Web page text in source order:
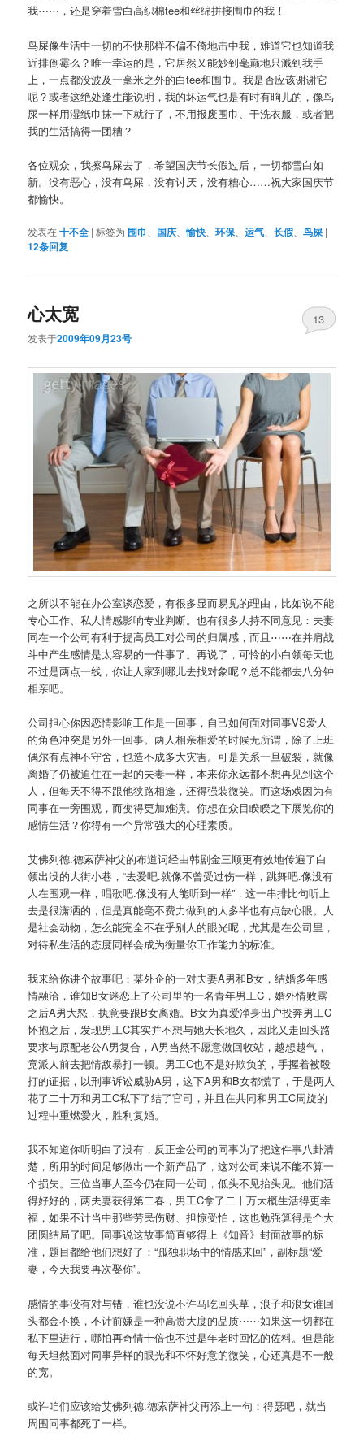
我⋯⋯，还是穿着雪白高织棉tee和丝绵拼接围巾的我！
鸟屎像生活中一切的不快那样不偏不倚地击中我，难道它也知道我
近排倒霉么？唯一幸运的是，它居然又能妙到毫巅地只溅到我手
上，一点都没波及一毫米之外的白tee和围巾。我是否应该谢谢它
呢？或者这绝处逢生能说明，我的坏运气也是有时有晌儿的，像鸟
屎一样用湿纸巾抹一下就行了，不用报废围巾、干洗衣服，或者把
我的生活搞得一团糟？
各位观众，我擦鸟屎去了，希望国庆节长假过后，一切都雪白如
新。没有恶心，没有鸟屎，没有讨厌，没有糟心……祝大家国庆节
都愉快。
发表在十不全 |标签为 围巾 国庆 、愉快 、环保 、运气 、长假 、鸟屎 |
12条回复
心太宽
发表于2009年09月23号
13
之所以不能在办公室谈恋爱，有很多显而易见的理由，比如说不能
专心工作、私人情感影响专业判断。也有很多人持不同意见：夫妻
同在一个公司有利于提高员工对公司的归属感，而且⋯⋯在并肩战
斗中产生感情是太容易的一件事了。再说了，可怜的小白领每天也
不过是两点一线，你让人家到哪儿去找对象呢？总不能都去八分钟
相亲吧。
公司担心你因恋情影响工作是一回事，自己如何面对同事VS爱人
的角色冲突是另外一回事。两人相亲相爱的时候无所谓，除了上班
偶尔有点神不守舍，也造不成多大灾害。可是关系一旦破裂，就像
离婚了仍被迫住在一起的夫妻一样，本来你永远都不想再见到这个
人，但每天不得不跟他狭路相逢，还得强装微笑。而这场戏因为有
同事在一旁围观，而变得更加难演。你想在众目睽睽之下展览你的
感情生活？你得有一个异常强大的心理素质。
艾佛列德.德索萨神父的布道词经由韩剧金三顺更有效地传遍了白
领出没的大街小巷，“去爱吧.就像不曾受过伤一样，跳舞吧.像没有
人在围观一样，唱歌吧.像没有人能听到一样”，这一串排比句听上
去是很潇洒的，但是真能毫不费力做到的人多半也有点缺心眼。人
是社会动物，怎么能完全不在乎别人的眼光呢，尤其是在公司里，
对待私生活的态度同样会成为衡量你工作能力的标准。
我来给你讲个故事吧：某外企的一对夫妻A男和B女，结婚多年感
情融洽，谁知B女迷恋上了公司里的一名青年男工C，婚外情败露
之后A男大怒，执意要跟B女离婚。B女为真爱净身出户投奔男工C
怀抱之后，发现男工C其实并不想与她天长地久，因此又走回头路
要求与原配老公A男复合，A男当然不愿意做回收站，越想越气，
竟派人前去把情敌暴打一顿。男工C也不是好欺负的，手握着被殴
打的证据，以刑事诉讼威胁A男，这下A男和B女都慌了，于是两人
花了二十万和男工C私下了结了官司，并且在共同和男工C周旋的
过程中重燃爱火，胜利复婚。
我不知道你听明白了没有，反正全公司的同事为了把这件事八卦清
楚，所用的时间足够做出一个新产品了，这对公司来说不能不算一
个损失。三位当事人至今仍在同一公司，低头不见抬头见。他们活
得好好的，两夫妻获得第二春，男工C拿了二十万大概生活得更幸
福，如果不计当中那些劳民伤财、担惊受怕，这也勉强算得是个大
团圆结局了吧。同事说这故事简直够得上《知音》封面故事的标
准，题目都给他们想好了：“孤独职场中的情感来回”，副标题“爱
妻，今天我要再次娶你”。
感情的事没有对与错，谁也没说不许马吃回头草，浪子和浪女谁回
头都金不换，不计前嫌是一种高贵大度的品质⋯⋯如果这一切都在
私下里进行，哪怕再奇情十倍也不过是年老时回忆的佐料。但是能
每天坦然面对同事异样的眼光和不怀好意的微笑，心还真是不一般
的宽。
或许咱们应该给艾佛列德.德索萨神父再添上一句：得瑟吧，就当
周围同事都死了一样。